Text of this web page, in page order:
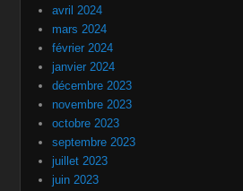
avril 2024
mars 2024
février 2024
janvier 2024
décembre 2023
novembre 2023
octobre 2023
septembre 2023
juillet 2023
juin 2023